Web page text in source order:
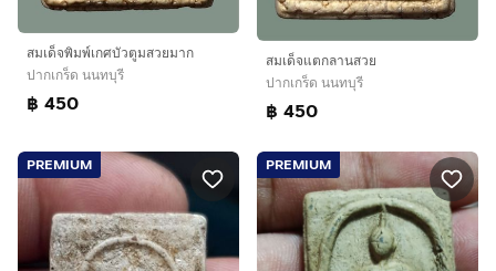
สมเด็จพิมพ์เกศบัวตูมสวยมาก
ปากเกร็ด นนทบุรี
฿ 450
สมเด็จแตกลานสวย
ปากเกร็ด นนทบุรี
฿ 450
PREMIUM PREMIUM